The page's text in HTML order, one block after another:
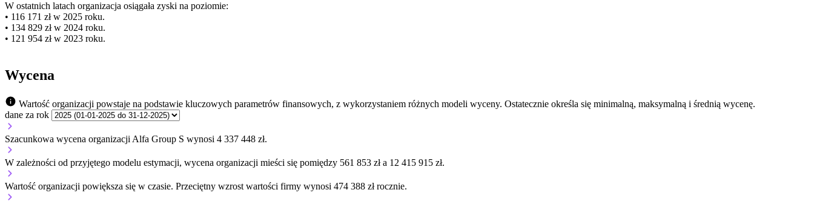
W ostatnich latach organizacja osiągała zyski na poziomie:
• 116 171 zł w 2025 roku.
• 134 829 zł w 2024 roku.
• 121 954 zł w 2023 roku.
Wycena
Wartość organizacji powstaje na podstawie kluczowych parametrów finansowych, z wykorzystaniem różnych modeli wyceny. Ostatecznie określa się minimalną, maksymalną i średnią wycenę.
dane za rok
Szacunkowa wycena organizacji Alfa Group S wynosi 4 337 448 zł.
W zależności od przyjętego modelu estymacji, wycena organizacji mieści się pomiędzy 561 853 zł a 12 415 915 zł.
Wartość organizacji powiększa się w czasie. Przeciętny wzrost wartości firmy wynosi 474 388 zł rocznie.